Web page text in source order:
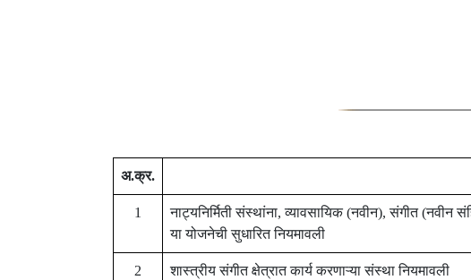
अ.क्र.
1
नाट्यनिर्मिती संस्थांना, व्यावसायिक (नवीन), संगीत (नवीन
या योजनेची सुधारित नियमावली
2 शास्त्रीय संगीत क्षेत्रात कार्य करणाऱ्या संस्था नियमावली